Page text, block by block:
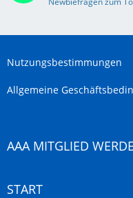
Nutzungsbestimmungen
Allgemeine
AAA MITGLIED
START